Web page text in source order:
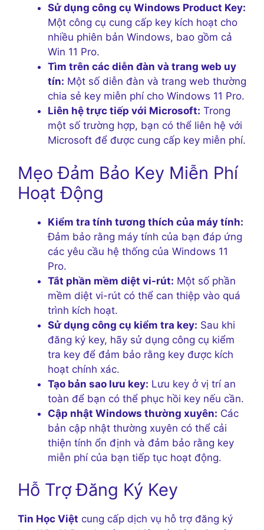
Sử dụng công cụ Windows Product Key:
Một công cụ cung cấp key kích hoạt cho
nhiều phiên bản Windows, bao gồm cả
Win 11 Pro.
Tìm trên các diễn đàn và trang web uy
tín: Một số diễn đàn và trang web thường
chia sẻ key miễn phí cho Windows 11 Pro.
Liên hệ trực tiếp với Microsoft: Trong
một số trường hợp, bạn có thể liên hệ với
Microsoft để được cung cấp key miễn phí.
Mẹo Đảm Bảo Key Miễn Phí
Hoạt Động
Kiểm tra tính tương thích của máy tính:
Đảm bảo rằng máy tính của bạn đáp ứng
các yêu cầu hệ thống của Windows 11
Pro.
Tắt phần mềm diệt vi-rút: Một số phần
mềm diệt vi-rút có thể can thiệp vào quá
trình kích hoạt.
Sử dụng công cụ kiểm tra key: Sau khi
đăng ký key, hãy sử dụng công cụ kiểm
tra key để đảm bảo rằng key được kích
hoạt chính xác.
Tạo bản sao lưu key: Lưu key ở vị trí an
toàn để bạn có thể phục hồi key nếu cần.
Cập nhật Windows thường xuyên: Các
bản cập nhật thường xuyên có thể cải
thiện tính ổn định và đảm bảo rằng key
miễn phí của bạn tiếp tục hoạt động.
Hỗ Trợ Đăng Ký Key
Tin Học Việt cung cấp dịch vụ hỗ trợ đăng ký